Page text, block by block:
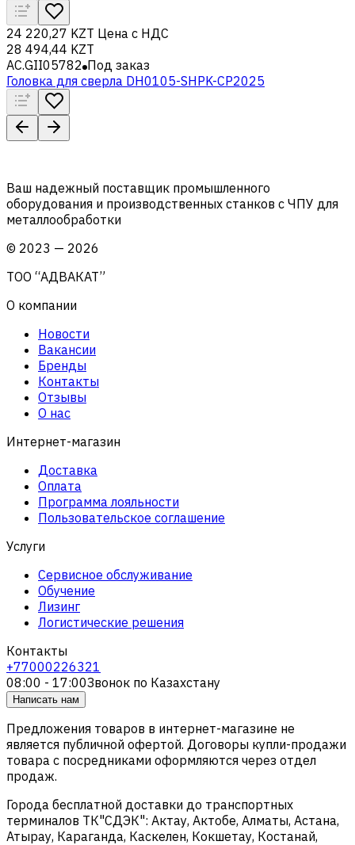
24 220,27 KZT Цена с НДС
28 494,44 KZT
AC.GII05782 Под заказ
Головка для сверла DH0105-SHPK-CP2025
Ваш надежный поставщик промышленного
оборудования и производственных станков с ЧПУ для
металлообработки
© 2023 — 2026
ТОО “АДВАКАТ”
О компании
Новости
Вакансии
Бренды
Контакты
Отзывы
О нас
Интернет-магазин
Доставка
Оплата
Программа лояльности
Пользовательское соглашение
Услуги
Сервисное обслуживание
Обучение
Лизинг
Логистические решения
Контакты
+77000226321
08:00 - 17:00Звонок по Казахстану
Написать нам
Предложения товаров в интернет-магазине не
является публичной офертой. Договоры купли-продажи
товара с посредниками оформляются через отдел
продаж.
Города бесплатной доставки до транспортных
терминалов ТК"СДЭК": Актау, Актобе, Алматы, Астана,
Атырау, Караганда, Каскелен, Кокшетау, Костанай,